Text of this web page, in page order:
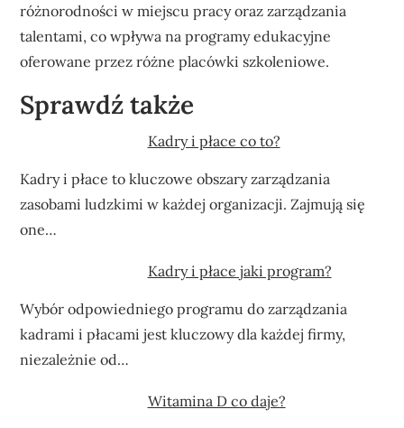
różnorodności w miejscu pracy oraz zarządzania
talentami, co wpływa na programy edukacyjne
oferowane przez różne placówki szkoleniowe.
Sprawdź także
Kadry i płace co to?
Kadry i płace to kluczowe obszary zarządzania
zasobami ludzkimi w każdej organizacji. Zajmują się
one…
Kadry i płace jaki program?
Wybór odpowiedniego programu do zarządzania
kadrami i płacami jest kluczowy dla każdej firmy,
niezależnie od…
Witamina D co daje?